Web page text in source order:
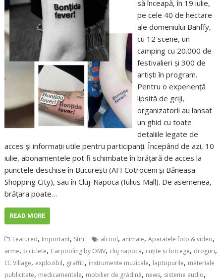
să înceapă, în 19 iulie,
pe cele 40 de hectare
ale domeniului Banffy,
cu 12 scene, un
camping cu 20.000 de
festivalieri și 300 de
artiști în program.
Pentru o experiență
lipsită de griji,
organizatorii au lansat
un ghid cu toate
detaliile legate de
acces și informații utile pentru participanți. Începând de azi, 10
iulie, abonamentele pot fi schimbate în brățară de acces la
punctele deschise în București (AFI Cotroceni și Băneasa
Shopping City), sau în Cluj-Napoca (Iulius Mall). De asemenea,
brățara poate…
READ MORE
Featured, Important, Stiri alcool, animale,Aparatele foto & video,
arme, biciclete, Carpooling by OMV, cluj napoca, cuțite și bricege, droguri,
EC Village, explozibil, graffiti, instrumente muzicale, laptopurile, materiale
publicitate, medicamentele, mobilier de grădină, news, sisteme audio,